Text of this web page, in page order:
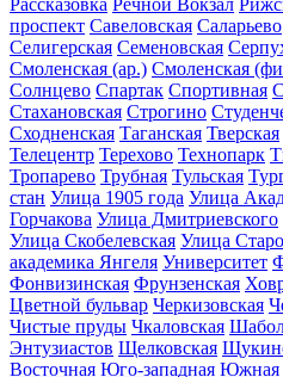
Рассказовка Речной Вокзал
проспект Савеловская Саларьево
Селигерская Семеновская
Смоленская (ар.) Смоленская
Солнцево Спартак Спортивная
Стахановская Строгино
Сходненская Таганская Тверская
Телецентр Терехово Технопарк
Тропарево Трубная Тульская
стан Улица 1905 года Улица
Горчакова Улица Дмитриевского
Улица Скобелевская Улица
академика Янгеля Университет
Фонвизинская Фрунзенская
Цветной бульвар Черкизовская
Чистые пруды Чкаловская
Энтузиастов Щелковская
Восточная Юго-западная Южная